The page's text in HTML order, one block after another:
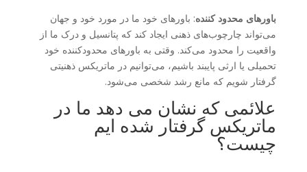
باورهای محدود کننده: باورهای خود ما در مورد خود و جهان
می‌تواند چارچوب‌های ذهنی ایجاد کند که پتانسیل و درک ما از
واقعیت را محدود می‌کند. وقتی به باورهای محدودکننده خود
تحمیلی یا ارثی پایبند باشیم، می‌توانیم در ماتریکس ذهنیتی
گرفتار شویم که مانع رشد شخصی می‌شود.
علائمی که نشان می دهد ما در
ماتریکس گرفتار شده ایم
چیست؟